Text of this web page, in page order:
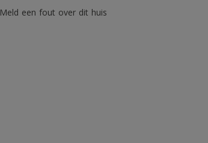
Meld een fout over dit huis